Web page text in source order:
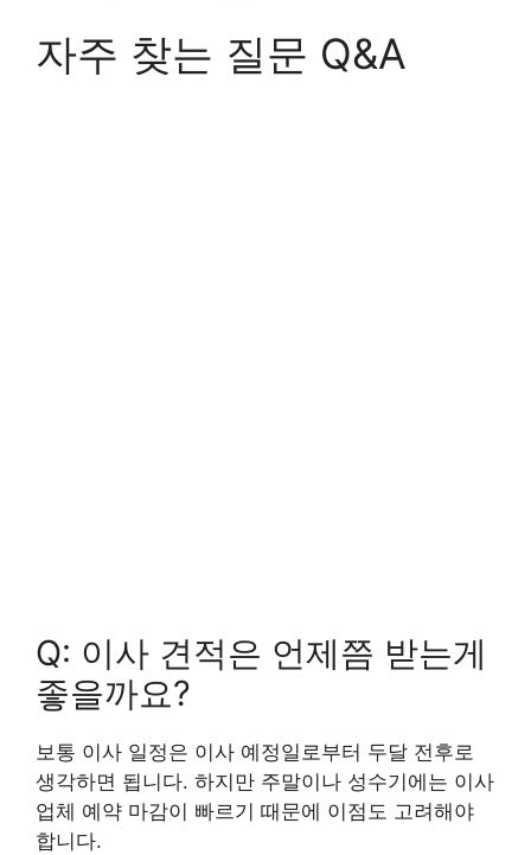
자주 찾는 질문 Q&A
Q: 이사 견적은 언제쯤 받는게
좋을까요?
보통 이사 일정은 이사 예정일로부터 두달 전후로
생각하면 됩니다. 하지만 주말이나 성수기에는 이사
업체 예약 마감이 빠르기 때문에 이점도 고려해야
합니다.